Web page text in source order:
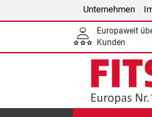
Unternehmen
Europaweit
Kunden